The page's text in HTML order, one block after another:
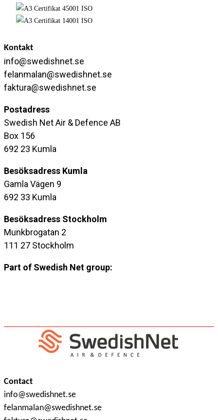
Kontakt
info@swedishnet.se
felanmalan@swedishnet.se
faktura@swedishnet.se
Postadress
Swedish Net Air & Defence AB
Box 156
692 23 Kumla
Besöksadress Kumla
Gamla Vägen 9
692 33 Kumla
Besöksadress Stockholm
Munkbrogatan 2
111 27 Stockholm
Part of Swedish Net group:
Contact
info@swedishnet.se
felanmalan@swedishnet.se